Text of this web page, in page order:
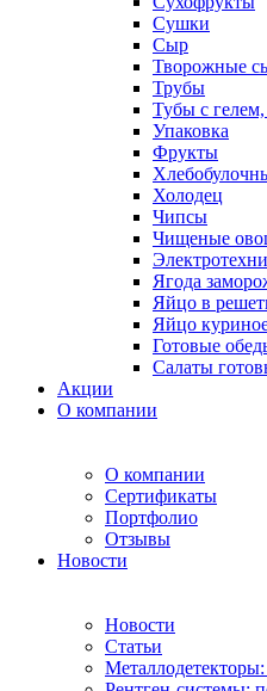
Сушки
Сыр
Творожные
Трубы
Тубы с
Упаковка
Фрукты
Холодец
Чипсы
Чищеные
Ягода
Яйцо в
Яйцо
Готовые
Салаты
Акции
О компании
О компании
Сертификаты
Портфолио
Отзывы
Новости
Новости
Статьи